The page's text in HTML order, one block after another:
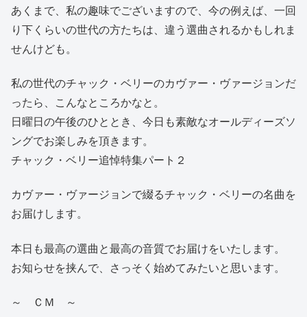
あくまで、私の趣味でございますので、今の例えば、一回
り下くらいの世代の方たちは、違う選曲されるかもしれま
せんけども。
私の世代のチャック・ベリーのカヴァー・ヴァージョンだ
ったら、こんなところかなと。
日曜日の午後のひととき、今日も素敵なオールディーズソ
ングでお楽しみを頂きます。
チャック・ベリー追悼特集パート２
カヴァー・ヴァージョンで綴るチャック・ベリーの名曲を
お届けします。
本日も最高の選曲と最高の音質でお届けをいたします。
お知らせを挟んで、さっそく始めてみたいと思います。
～ ＣＭ ～